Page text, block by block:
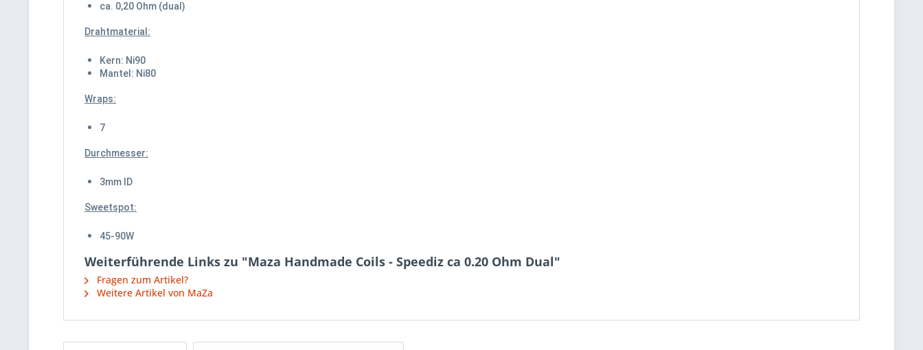
ca. 0,20 Ohm (dual)
Drahtmaterial:
Kern: Ni90
Mantel: Ni80
Wraps:
7
Durchmesser:
3mm ID
Sweetspot:
45-90W
Weiterführende Links zu "Maza Handmade Coils - Speediz ca 0.20 Ohm Dual"
Fragen zum Artikel?
Weitere Artikel von MaZa